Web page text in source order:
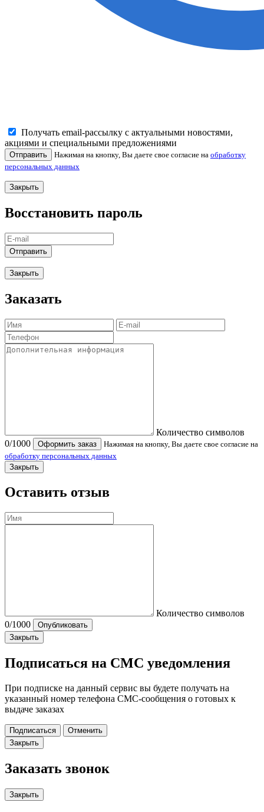
Получать email-рассылку с актуальными новостями,
акциями и специальными предложениями
Отправить Нажимая на кнопку, Вы даете свое согласие на обработку
персональных данных
Закрыть
Восстановить пароль
Отправить
Закрыть
Заказать
Количество символов
0/1000 Оформить заказ
Нажимая на кнопку, Вы даете свое согласие на
обработку персональных данных
Закрыть
Оставить отзыв
Количество символов
0/1000
Опубликовать
Закрыть
Подписаться на СМС уведомления
При подписке на данный сервис вы будете получать на
указанный номер телефона СМС-сообщения о готовых к
выдаче заказах
Подписаться
Отменить
Закрыть
Заказать звонок
Закрыть